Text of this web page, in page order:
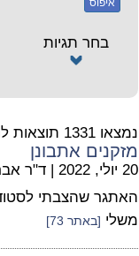
איפוס
בחר תגיות
נמצאו 1331 תוצאות לחיפוש שבוצע
מזקנים אתבונן
20 יולי, 2022 | ד"ר
האתגר שהצבתי
משלי [באתר 73]